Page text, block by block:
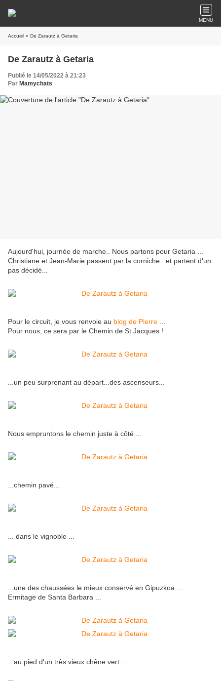
MENU
Accueil » De Zarautz à Getaria
De Zarautz à Getaria
Publié le 14/05/2022 à 21:23
Par Mamychats
Aujourd'hui, journée de marche.. Nous partons pour Getaria ...
Christiane et Jean-Marie passent par la corniche...et partent d'un
pas décidé...
Pour le circuit, je vous renvoie au blog de Pierre
Pour nous, ce sera par le Chemin de St Jacques !
...un peu surprenant au départ...des ascenseurs...
Nous empruntons le chemin juste à côté ...
...chemin pavé...
... dans le vignoble ...
...une des chaussées le mieux conservé en Gipuzkoa ...
Ermitage de Santa Barbara ...
...au pied d'un très vieux chêne vert ...